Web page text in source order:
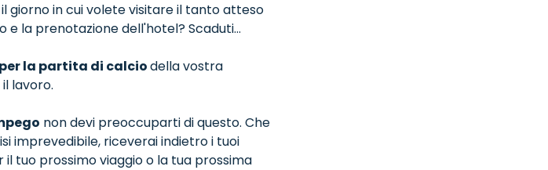
giorno in cui volete visitare il tanto atteso
la prenotazione dell'hotel? Scaduti...
la partita di calciodella vostra
lavoro.
non devi preoccuparti di questo. Che
imprevedibile, riceverai indietro i tuoi
tuo prossimo viaggio o la tua prossima